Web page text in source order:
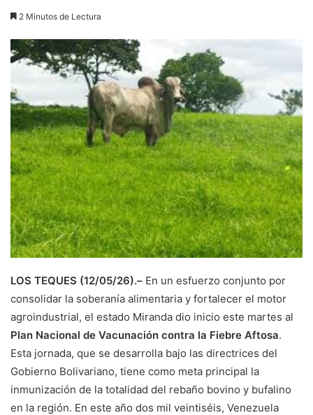
2 Minutos de Lectura
LOS TEQUES (12/05/26).– En un esfuerzo conjunto por
consolidar la soberanía alimentaria y fortalecer el motor
agroindustrial, el estado Miranda dio inicio este martes al
Plan Nacional de Vacunación contra la Fiebre Aftosa.
Esta jornada, que se desarrolla bajo las directrices del
Gobierno Bolivariano, tiene como meta principal la
inmunización de la totalidad del rebaño bovino y bufalino
en la región. En este año dos mil veintiséis, Venezuela